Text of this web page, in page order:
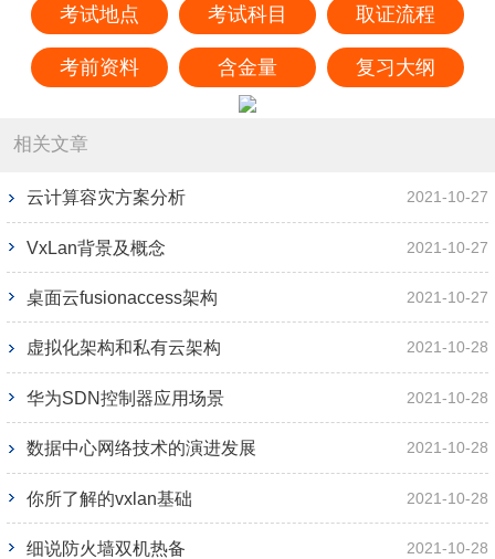
考试地点 考试科目 取证流程
考前资料 含金量 复习大纲
相关文章
云计算容灾方案分析 2021-10-27
VxLan背景及概念 2021-10-27
桌面云fusionaccess架构 2021-10-27
虚拟化架构和私有云架构 2021-10-28
华为SDN控制器应用场景 2021-10-28
数据中心网络技术的演进发展 2021-10-28
你所了解的vxlan基础 2021-10-28
细说防火墙双机热备 2021-10-28